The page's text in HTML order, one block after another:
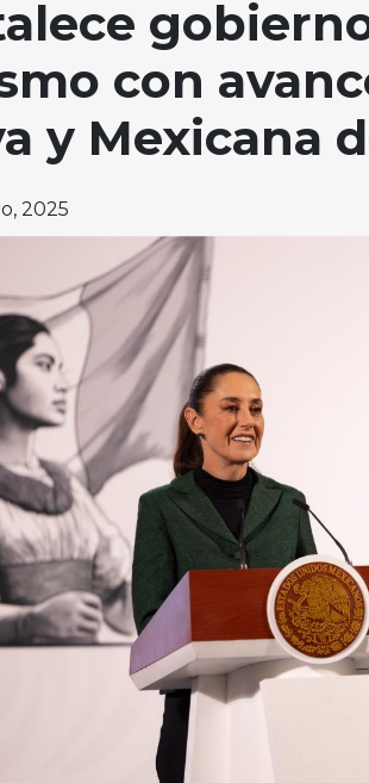
con
y Mexicana
2025